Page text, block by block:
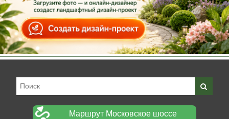
Маршрут Московское шоссе